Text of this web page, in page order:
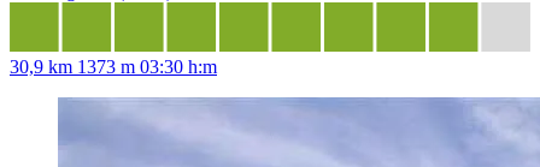
30,9 km 1373 m 03:30 h:m